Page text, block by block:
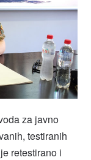
za javno
testiranih
retestirano i